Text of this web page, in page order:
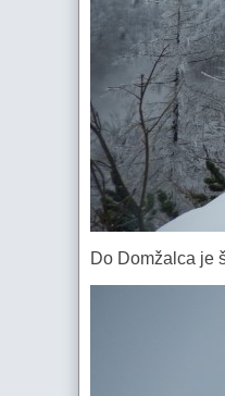
Do Domžalca je